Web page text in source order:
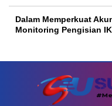
Dalam Memperkuat
Monitoring Pengisian